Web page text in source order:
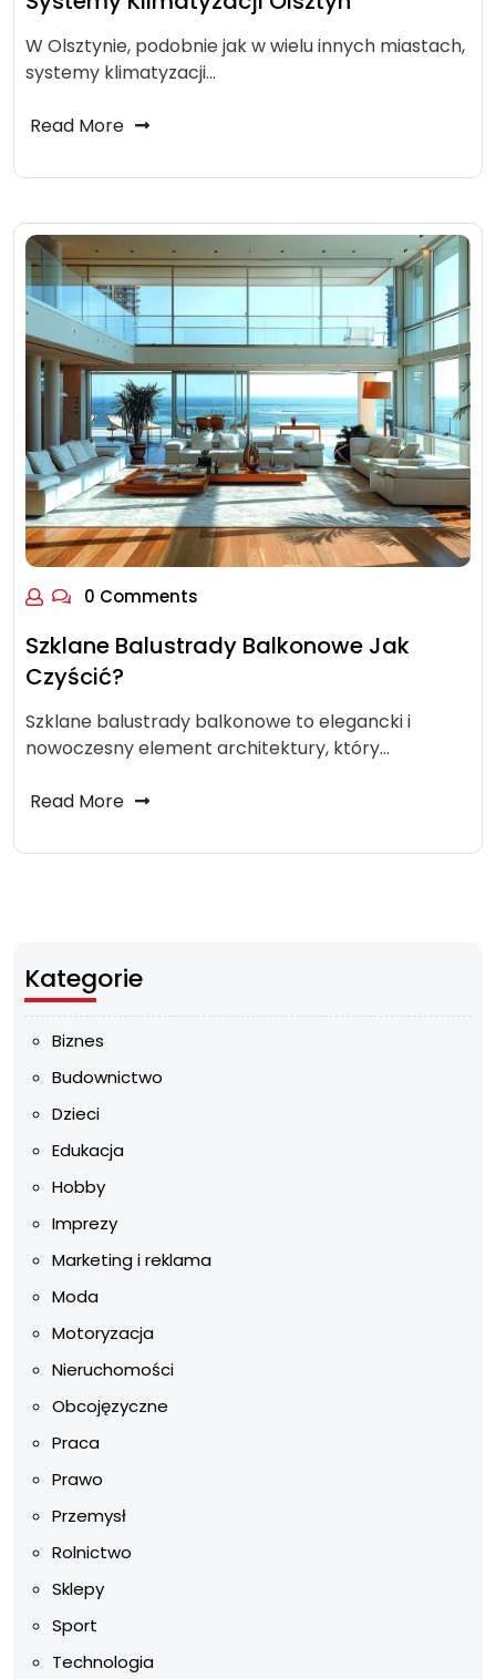
W Olsztynie, podobnie jak w wielu innych miastach,
systemy klimatyzacji…
Read More
0 Comments
Szklane Balustrady Balkonowe Jak
Czyścić?
Szklane balustrady balkonowe to elegancki i
nowoczesny element architektury, który…
Read More
Kategorie
Biznes
Budownictwo
Dzieci
Edukacja
Hobby
Imprezy
Marketing i reklama
Moda
Motoryzacja
Nieruchomości
Obcojęzyczne
Praca
Prawo
Przemysł
Rolnictwo
Sklepy
Sport
Technologia